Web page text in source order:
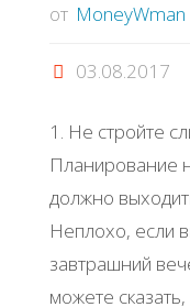
от MoneyWman
03.08.2017
1. Не стройте
Планирование
должно
Неплохо, если
завтрашний
можете